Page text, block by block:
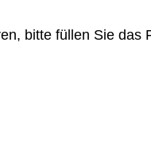
bitte füllen Sie